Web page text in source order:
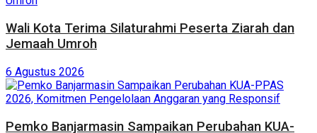
Wali Kota Terima Silaturahmi Peserta Ziarah dan
Jemaah Umroh
6 Agustus 2026
Pemko Banjarmasin Sampaikan Perubahan KUA-